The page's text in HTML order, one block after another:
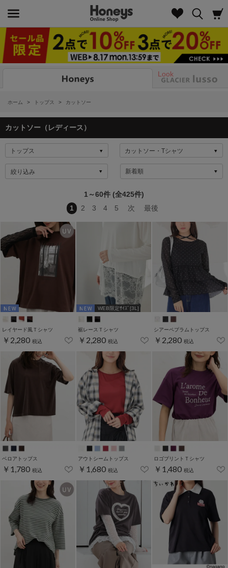
Look
ホーム > トップス > カットソー
カットソー（レディース）
絞り込み
1～60件 (全425件)
1
2 3 4 5 次 最後
レイヤード風Ｔシャツ
￥2,280 税込
WEB限定ｻｲｽﾞ[3L]
裾レースＴシャツ
￥2,280 税込
シアーペプラムトップス
￥2,280 税込
ベロアトップス
￥1,780 税込
アウトシームトップス
￥1,680 税込
ロゴプリントＴシャツ
￥1,480 税込